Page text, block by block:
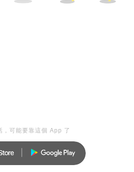
，可能要靠這個 App 了